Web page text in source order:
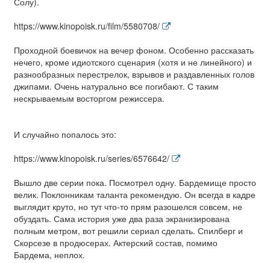
https://www.kinopoisk.ru/film/5580708/
Проходной боевичок на вечер фоном. Особенно рассказать
нечего, кроме идиотского сценария (хотя и не линейного) и
разнообразных перестрелок, взрывов и раздавленных голов
джипами. Очень натурально все погибают. С таким
нескрываемым восторгом режиссера.
И случайно попалось это:
https://www.kinopoisk.ru/series/6576642/
Вышло две серии пока. Посмотрел одну. Бардемище просто
велик. Поклонникам таланта рекомендую. Он всегда в кадре
выглядит круто, но тут что-то прям разошелся совсем, не
обуздать. Сама история уже два раза экранизирована
полным метром, вот решили сериал сделать. Спилберг и
Скорсезе в продюсерах. Актерский состав, помимо
Бардема, неплох.